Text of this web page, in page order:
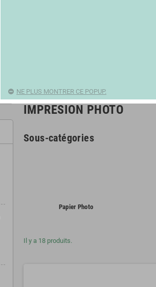
IMPRESION PHOTO
Sous-catégories
Papier Photo
Il y a 18 produits.
NE PLUS MONTRER CE POPUP.